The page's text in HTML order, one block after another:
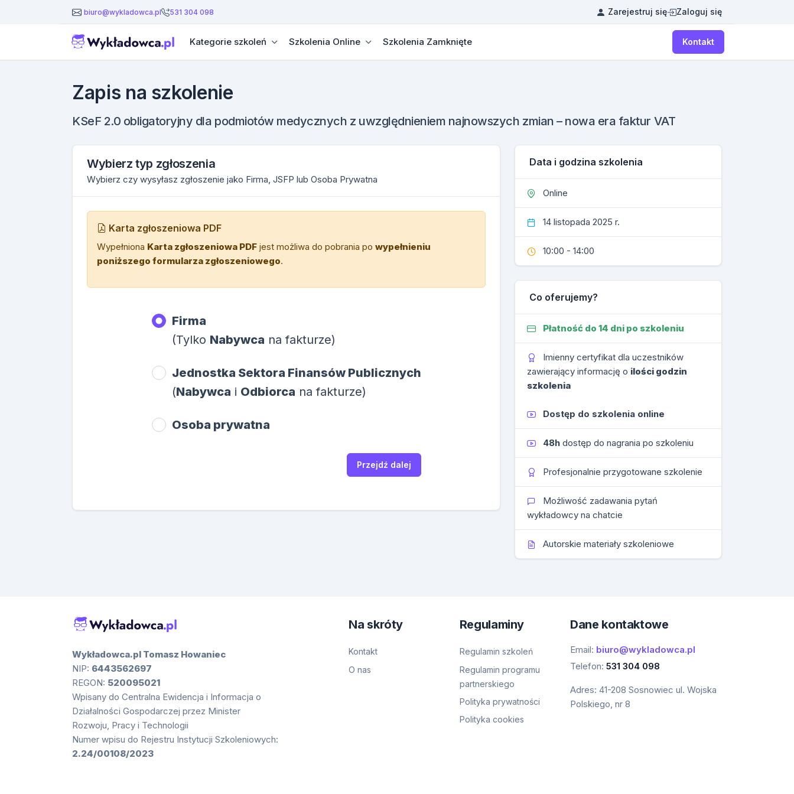
biuro@wykladowca.pl 531 304 098 Zarejestruj się Zaloguj się
Kontakt
Kategorie szkoleń Szkolenia Online Szkolenia Zamknięte
Zapis na szkolenie
KSeF 2.0 obligatoryjny dla podmiotów medycznych z uwzględnieniem najnowszych zmian – nowa era faktur VAT
Wybierz typ zgłoszenia
Wybierz czy wysyłasz zgłoszenie jako Firma, JSFP lub Osoba Prywatna
Karta zgłoszeniowa PDF
Wypełniona Karta zgłoszeniowa PDF jest możliwa do pobrania po wypełnieniu
poniższego formularza zgłoszeniowego.
Firma
(Tylko Nabywca na fakturze)
Jednostka Sektora Finansów Publicznych
(Nabywca i Odbiorca na fakturze)
Osoba prywatna
Przejdź dalej
Data i godzina szkolenia
Online
14 listopada 2025 r.
10:00 - 14:00
Co oferujemy?
Płatność do 14 dni po szkoleniu
Imienny certyfikat dla uczestników
zawierający informację o ilości godzin
szkolenia
Dostęp do szkolenia online
48h dostęp do nagrania po szkoleniu
Profesjonalnie przygotowane szkolenie
Możliwość zadawania pytań
wykładowcy na chatcie
Autorskie materiały szkoleniowe
Wykładowca.pl Tomasz Howaniec
NIP: 6443562697
REGON: 520095021
Wpisany do Centralna Ewidencja i Informacja o
Działalności Gospodarczej przez Minister
Rozwoju, Pracy i Technologii
Numer wpisu do Rejestru Instytucji Szkoleniowych:
2.24/00108/2023
Na skróty
Kontakt
O nas
Regulaminy
Regulamin szkoleń
Regulamin programu
partnerskiego
Polityka prywatności
Polityka cookies
Dane kontaktowe
Email: biuro@wykladowca.pl
Telefon: 531 304 098
Adres: 41-208 Sosnowiec ul. Wojska
Polskiego, nr 8